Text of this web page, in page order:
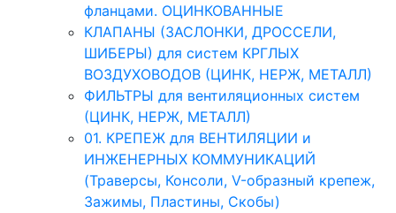
фланцами. ОЦИНКОВАННЫЕ
КЛАПАНЫ (ЗАСЛОНКИ, ДРОССЕЛИ,
ШИБЕРЫ) для систем КРГЛЫХ
ВОЗДУХОВОДОВ (ЦИНК, НЕРЖ, МЕТАЛЛ)
ФИЛЬТРЫ для вентиляционных систем
(ЦИНК, НЕРЖ, МЕТАЛЛ)
01. КРЕПЕЖ для ВЕНТИЛЯЦИИ и
ИНЖЕНЕРНЫХ КОММУНИКАЦИЙ
(Траверсы, Консоли, V-образный крепеж,
Зажимы, Пластины, Скобы)